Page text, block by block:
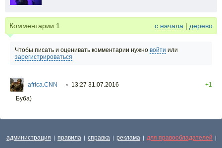
Комментарии 1 с начала | дерево
Чтобы писать и оценивать комментарии нужно войти или
зарегистрироваться
africa.CNN ○ 13:27 31.07.2016
+1
Буба)
администрация | правила | справка | реклама | для правообладателей |